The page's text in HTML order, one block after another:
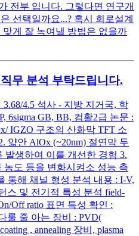
전부 입니다. 그렇다면 연구개
선택일까요...? 혹시 회로설계
게 잘 녹여낼 방법은 없을까
무 분석 부탁드립니다.
4.5 석사 - 지방 지거국, 학
6sigma GB, BB, 컴활2급 논문 :
IGZO 구조의 산화막 TFT 소
얇안 AlOx (~20nm) 절연막 두
발생하여 이를 개선한 경험 3.
농도 등을 변화시켜소 성능 측
통해 채널 형성 분석 내용 : I-V,
스 및 전기적 특성 분석 field-
Off ratio 표면 특성 확인 :
룰 줄 아는 장비 : PVD(
, annealing 장비, plasma